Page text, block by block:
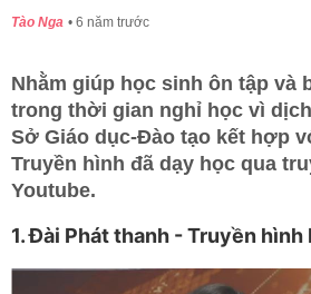
Tào Nga 6 năm trước
Nhằm giúp học sinh ôn tập và
trong thời gian nghỉ học vì
Sở Giáo dục-Đào tạo kết hợp
Truyền hình đã dạy học qua
Youtube.
1. Đài Phát thanh - Truyền hình